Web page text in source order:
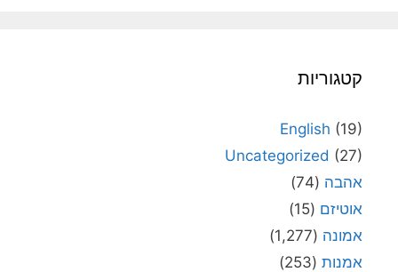
קטגוריות
English (19)
Uncategorized (27)
אהבה (74)
אוטיזם (15)
אמונה (1,277)
אמנות (253)